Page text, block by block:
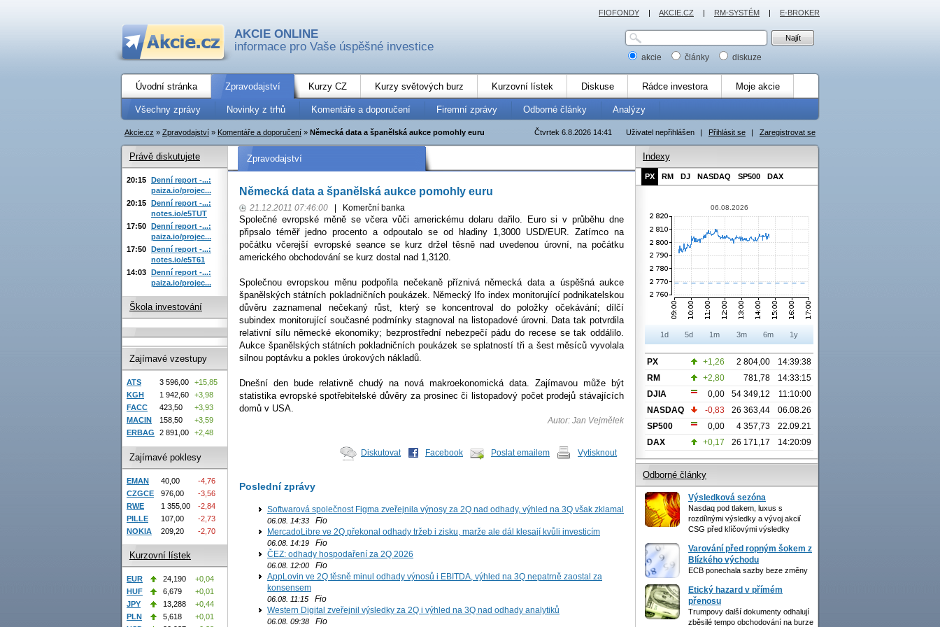
AKCIE ONLINE
informace pro Vaše úspěšné investice
akcie články diskuze
Úvodní stránka Zpravodajství Kurzy CZ Kurzy světových burz Kurzovní lístek Diskuse Rádce investora Moje akcie
Všechny zprávy Novinky z trhů Komentáře a doporučení Firemní zprávy Odborné články Analýzy
Uživatel nepřihlášen | Přihlásit se | Zaregistrovat se
Čtvrtek 6.8.2026 14:41
Akcie.cz » Zpravodajství » Komentáře a doporučení » Německá data a španělská aukce pomohly euru
Zpravodajství
Německá data a španělská aukce pomohly euru
21.12.2011 07:46:00 Komerční banka
Společné evropské měně se včera vůči americkému dolaru dařilo. Euro si v průběhu dne
připsalo téměř jedno procento a odpoutalo se od hladiny 1,3000 USD/EUR. Zatímco na
počátku včerejší evropské seance se kurz držel těsně nad uvedenou úrovní, na počátku
amerického obchodování se kurz dostal nad 1,3120.
Společnou evropskou měnu podpořila nečekaně příznivá německá data a úspěšná aukce
španělských státních pokladničních poukázek. Německý Ifo index monitorující podnikatelskou
důvěru zaznamenal nečekaný růst, který se koncentroval do položky očekávání; dílčí
subindex monitorující současné podmínky stagnoval na listopadové úrovni. Data tak potvrdila
relativní sílu německé ekonomiky; bezprostřední nebezpečí pádu do recese se tak oddálilo.
Aukce španělských státních pokladničních poukázek se splatností tři a šest měsíců vyvolala
silnou poptávku a pokles úrokových nákladů.
Dnešní den bude relativně chudý na nová makroekonomická data. Zajímavou může být
statistika evropské spotřebitelské důvěry za prosinec či listopadový počet prodejů stávajících
domů v USA.
Autor: Jan Vejmělek
Diskutovat Facebook Poslat emailem Vytisknout
Poslední zprávy
Softwarová společnost Figma zveřejnila výnosy za 2Q nad odhady, výhled na 3Q však zklamal
06.08. 14:33 Fio
MercadoLibre ve 2Q překonal odhady tržeb i zisku, marže ale dál klesají kvůli investicím
06.08. 14:19 Fio
ČEZ: odhady hospodaření za 2Q 2026
06.08. 12:00 Fio
AppLovin ve 2Q těsně minul odhady výnosů i EBITDA, výhled na 3Q nepatrně zaostal za
konsensem
06.08. 11:15 Fio
Western Digital zveřejnil výsledky za 2Q i výhled na 3Q nad odhady analytiků
06.08. 09:38 Fio
Právě diskutujete
20:15 Denní report -...:
paiza.io/projec...
20:15 Denní report -...:
notes.io/e5TUT
17:50 Denní report -...:
paiza.io/projec...
17:50 Denní report -...:
notes.io/e5T61
14:03 Denní report -...:
paiza.io/projec...
Škola investování
Zajímavé vzestupy
ATS 3 596,00
+15,85
KGH
1 942,60
+3,98
FACC
423,50
+3,93
MACIN
158,50
+3,59
ERBAG
2 891,00 +2,48
Zajímavé poklesy
EMAN 40,00
-4,76
CZGCE
976,00
-3,56
RWE
1 355,00
-2,84
PILLE
107,00
-2,73
NOKIA
209,20 -2,70
Kurzovní lístek
EUR 24,190
+0,04
HUF
6,679
+0,01
JPY
13,288
+0,44
PLN
5,618
+0,01
Indexy
PX RM DJ NASDAQ SP500 DAX
06.08.2026
1d 5d 1m 3m 6m 1y
PX +1,26 2 804,00
14:39:38
RM
+2,80 781,78
14:33:15
DJIA
0,00 54 349,12
11:10:00
NASDAQ
-0,83 26 363,44
06.08.26
SP500
0,00 4 357,73
22.09.21
DAX
+0,17 26 171,17 14:20:09
Odborné články
Výsledková sezóna
Nasdaq pod tlakem, luxus s
rozdílnými výsledky a vývoj akcií
CSG před klíčovými výsledky
Varování před ropným šokem z
Blízkého východu
ECB ponechala sazby beze změny
Etický hazard v přímém
přenosu
Trumpovy další dokumenty odhalují
zběsilé tempo obchodování na burze
FIOFONDY | AKCIE.CZ | RM-SYSTÉM | E-BROKER